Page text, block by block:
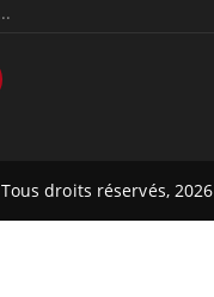
Tous droits réservés, 2026